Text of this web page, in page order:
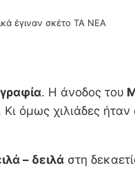
έγιναν σκέτο ΤΑ ΝΕΑ
. Η άνοδος του
Κι όμως χιλιάδες ήταν
– δειλά στη